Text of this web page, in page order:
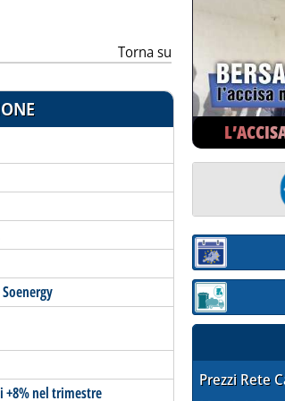
Torna su
+8% nel trimestre
Sezione:
Sezione:
Prezzi Rete